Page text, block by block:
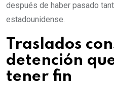
después de haber pasado
estadounidense.
Traslados
detención
tener fin